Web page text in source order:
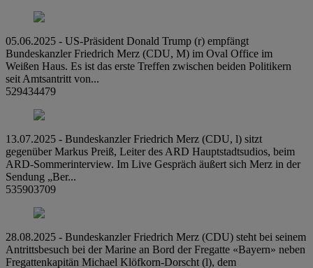
05.06.2025 - US-Präsident Donald Trump (r) empfängt
Bundeskanzler Friedrich Merz (CDU, M) im Oval Office im
Weißen Haus. Es ist das erste Treffen zwischen beiden Politikern
seit Amtsantritt von...
529434479
13.07.2025 - Bundeskanzler Friedrich Merz (CDU, l) sitzt
gegenüber Markus Preiß, Leiter des ARD Hauptstadtsudios, beim
ARD-Sommerinterview. Im Live Gespräch äußert sich Merz in der
Sendung „Ber...
535903709
28.08.2025 - Bundeskanzler Friedrich Merz (CDU) steht bei seinem
Antrittsbesuch bei der Marine an Bord der Fregatte «Bayern» neben
Fregattenkapitän Michael Klöfkorn-Dorscht (l), dem